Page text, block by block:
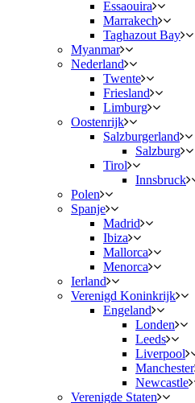
Essaouira
Marrakech
Taghazout Bay
Myanmar
Nederland
Twente
Friesland
Limburg
Oostenrijk
Salzburgerland
Salzburg
Tirol
Innsbruck
Polen
Spanje
Madrid
Ibiza
Mallorca
Menorca
Ierland
Verenigd Koninkrijk
Engeland
Londen
Leeds
Liverpool
Manchester
Newcastle
Verenigde Staten